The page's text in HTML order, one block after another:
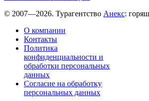
© 2007—2026. Турагентство Анекс:
О компании
Контакты
Политика
конфиденциальности и
обработки персональных
данных
Согласие на обработку
персональных данных